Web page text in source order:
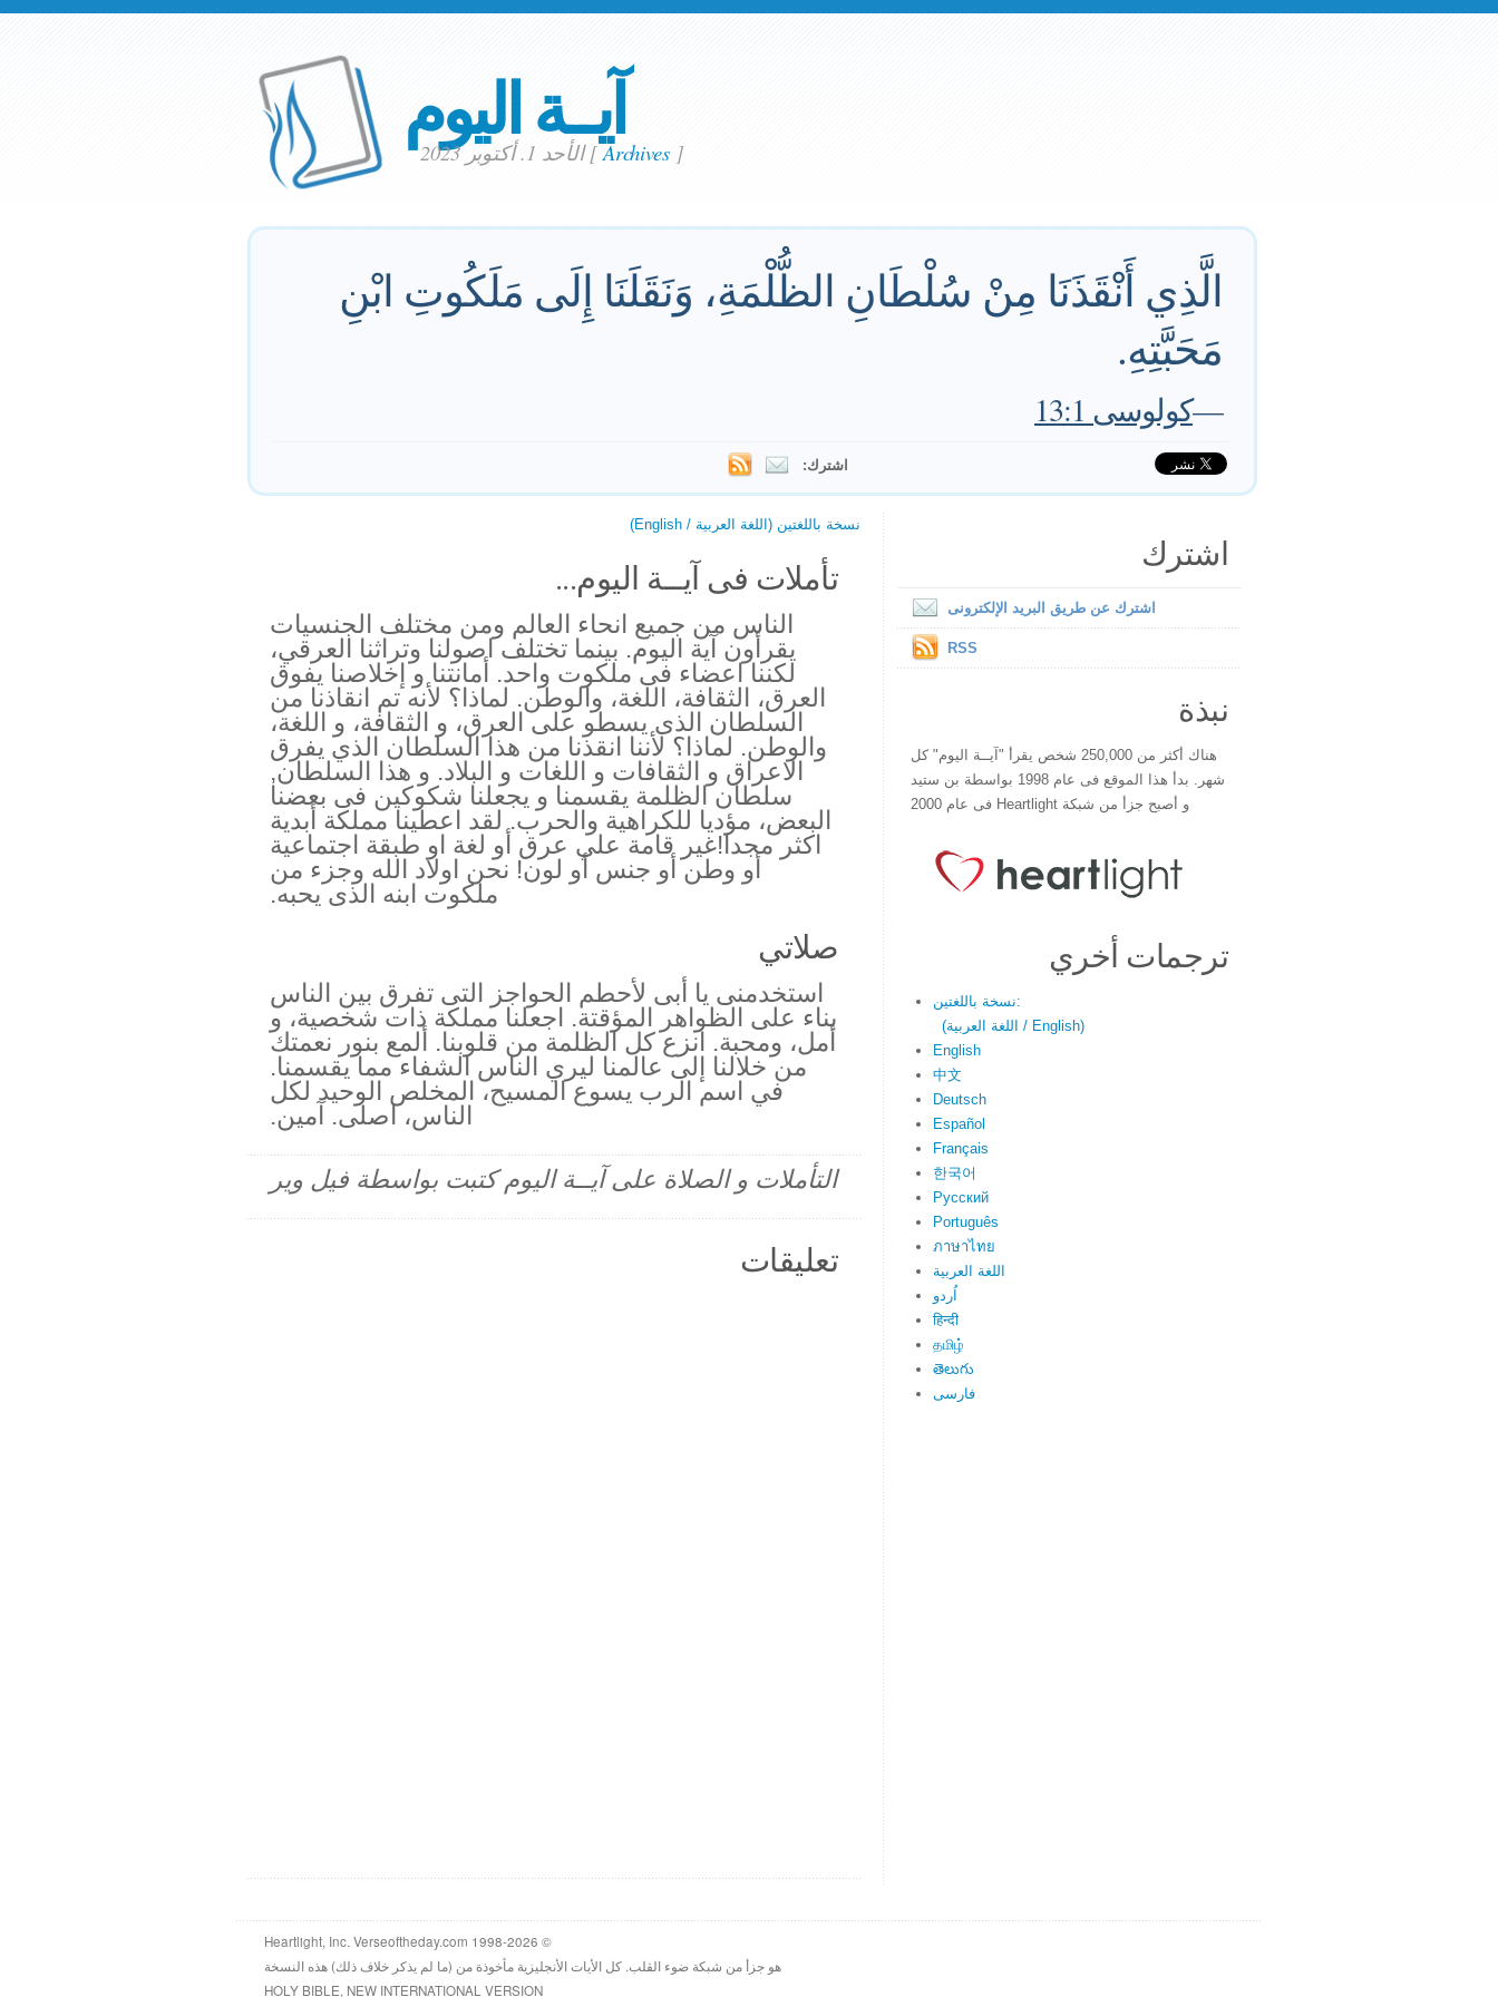
آيــة اليوم
الأحد 1. أكتوبر 2023[Archives]
الَّذِي أَنْقَذَنَا مِنْ سُلْطَانِ الظُّلْمَةِ، وَنَقَلَنَا إِلَى مَلَكُوتِ ابْنِ
مَحَبَّتِهِ.
—كولوسى 13:1
اشترك:
نسخة باللغتين (اللغة العربية / English)
تأملات فى آيــة اليوم...
الناس من جميع انحاء العالم ومن مختلف الجنسيات
يقرأون آية اليوم. بينما تختلف اصولنا وتراثنا العرقي،
لكننا اعضاء فى ملكوت واحد. أمانتنا و إخلاصنا يفوق
العرق، الثقافة، اللغة، والوطن. لماذا؟ لأنه تم انقاذنا من
السلطان الذى يسطو على العرق، و الثقافة، و اللغة،
والوطن. لماذا؟ لأننا انقذنا من هذا السلطان الذي يفرق
الاعراق و الثقافات و اللغات و البلاد. و هذا السلطان,
سلطان الظلمة يقسمنا و يجعلنا شكوكين فى بعضنا
البعض، مؤديا للكراهية والحرب. لقد اعطينا مملكة أبدية
اكثر مجدا!غير قامة علي عرق أو لغة او طبقة اجتماعية
أو وطن أو جنس أو لون! نحن اولاد الله وجزء من
ملكوت ابنه الذى يحبه.
صلاتي
استخدمنى يا أبى لأحطم الحواجز التى تفرق بين الناس
بناء على الظواهر المؤقتة. اجعلنا مملكة ذات شخصية، و
أمل، ومحبة. انزع كل الظلمة من قلوبنا. ألمع بنور نعمتك
من خلالنا إلى عالمنا ليري الناس الشفاء مما يقسمنا.
في اسم الرب يسوع المسيح، المخلص الوحيد لكل
الناس، اصلى. آمين.
التأملات و الصلاة على آيــة اليوم كتبت بواسطة فيل وير
تعليقات
اشترك
اشترك عن طريق البريد الإلكترونى
RSS
نبذة
هناك أكثر من 250,000 شخص يقرأ "آيــة اليوم" كل
شهر. بدأ هذا الموقع فى عام 1998 بواسطة بن ستيد
و أصبح جزأ من شبكة Heartlight فى عام 2000
ترجمات أخري
نسخة باللغتين:
(اللغة العربية / English)
English
中文
Deutsch
Español
Français
한국어
Русский
Português
ภาษาไทย
اللغة العربية
اُردو
हिन्दी
தமிழ்
తెలుగు
فارسی
© 1998-2026 Heartlight, Inc. Verseoftheday.com
هو جزأ من شبكة ضوء القلب. كل الأيات الأنجليزية مأخوذة من (ما لم يذكر خلاف ذلك) هذه النسخة
HOLY BIBLE, NEW INTERNATIONAL VERSION